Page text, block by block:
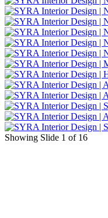
Showing Slide 1 of 16